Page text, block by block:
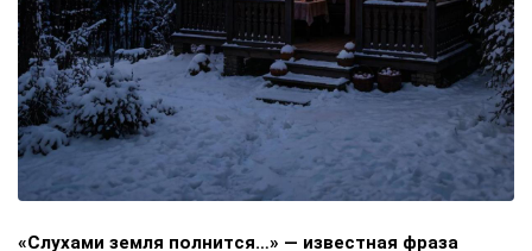
«Слухами земля полнится…» — известная фраза